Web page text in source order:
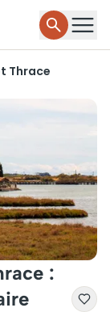
Thrace
: